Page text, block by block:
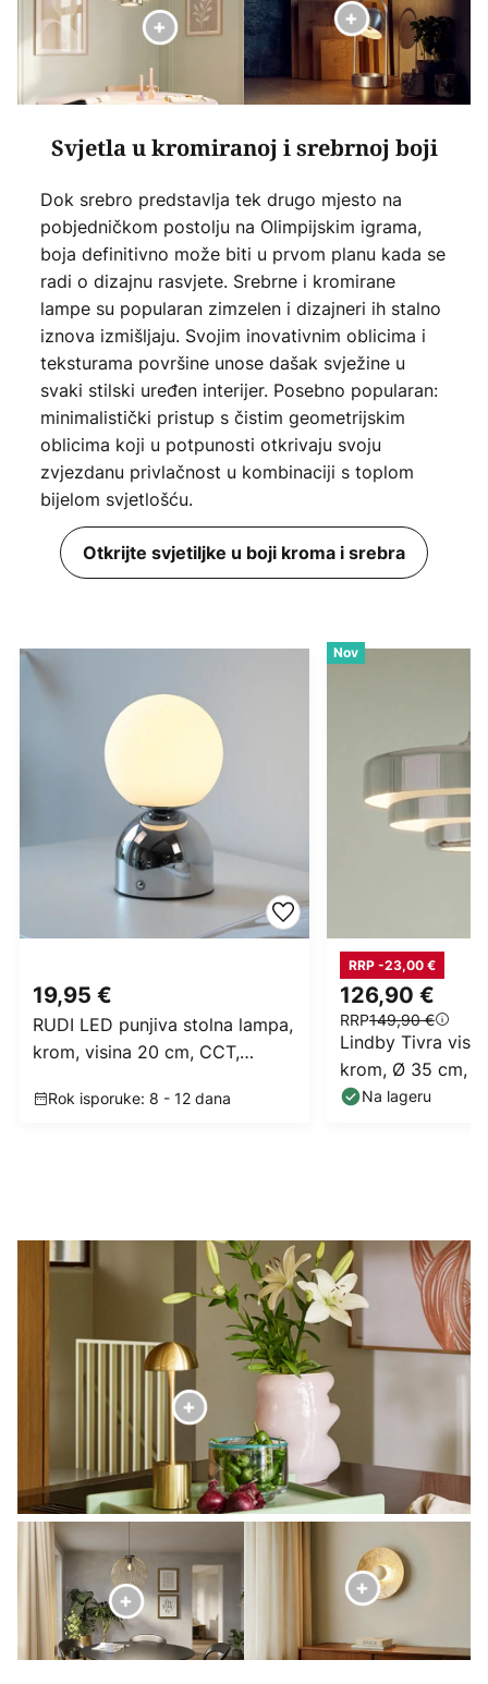
Svjetla u kromiranoj i srebrnoj boji
Dok srebro predstavlja tek drugo mjesto na
pobjedničkom postolju na Olimpijskim igrama,
boja definitivno može biti u prvom planu kada se
radi o dizajnu rasvjete. Srebrne i kromirane
lampe su popularan zimzelen i dizajneri ih stalno
iznova izmišljaju. Svojim inovativnim oblicima i
teksturama površine unose dašak svježine u
svaki stilski uređen interijer. Posebno popularan:
minimalistički pristup s čistim geometrijskim
oblicima koji u potpunosti otkrivaju svoju
zvjezdanu privlačnost u kombinaciji s toplom
bijelom svjetlošću.
Otkrijte svjetiljke u boji kroma i srebra
19,95 €
RUDI LED punjiva stolna lampa,
krom, visina 20 cm, CCT,
Rok isporuke: 8 - 12 dana
Nov
126,90 €
RRP149,90 €
RRP -23,00 €
Lindby Tivra
krom, Ø 35 cm,
Na lageru